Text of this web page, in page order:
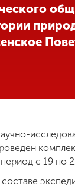
период с 19 по